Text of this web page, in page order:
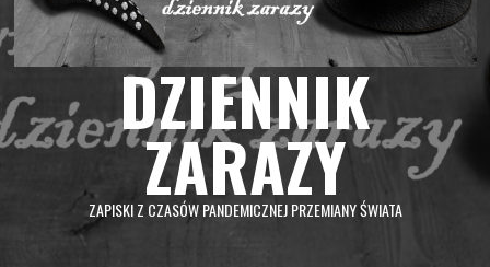
DZIENNIK
ZARAZY
ZAPISKI Z CZASÓW PANDEMICZNEJ PRZEMIANY ŚWIATA